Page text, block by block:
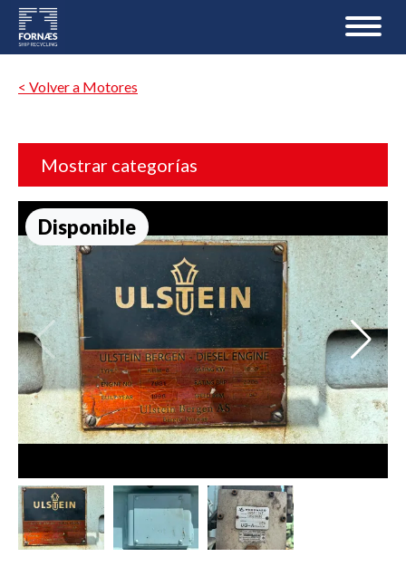
< Volver a Motores
Mostrar categorías
Disponible